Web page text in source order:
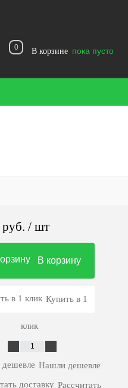
0 В корзине пока пусто
/ шт
В корзину
Купить в 1
клик
Нашли дешевле
Рассчитать